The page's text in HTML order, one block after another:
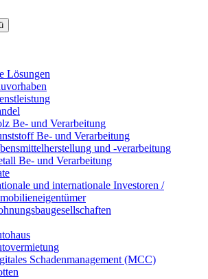
Lösungen
Be- und Verarbeitung
Be- und Verarbeitung
und -verarbeitung
Be- und Verarbeitung
und internationale Investoren /
Schadenmanagement (MCC)